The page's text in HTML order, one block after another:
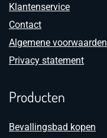
Klantenservice
Contact
Algemene voorwaarden
Privacy statement
Producten
Bevallingsbad kopen